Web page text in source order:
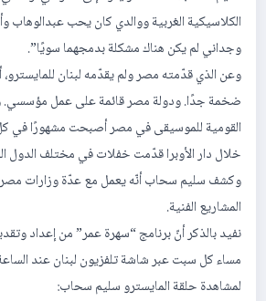
الكلاسيكية الغربية ووالدي كان يحب عبدالوهاب
وجداني لم يكن هناك مشكلة بدمجهما سويًا”.
وعن الذي قدّمته مصر ولم يقدّمه لبنان
ضخمة جدًا. ودولة مصر قائمة على عمل مؤسسي.
القومية للموسيقى في مصر أصبحت مشهورًا في كل
خلال دار الأوبرا قدّمت خفلات في مختلف الدول
وكشف سليم سحاب أنّه يعمل مع عدّة وزارات
المشاريع الفنية.
نفيد بالذكر أنّ برنامج “سهرة عمر” من إعداد
مساء كل سبت عبر شاشة تلفزيون لبنان عند
لمشاهدة حلقة المايسترو سليم سحاب: